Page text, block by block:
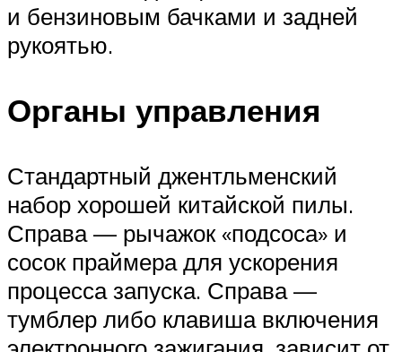
и бензиновым бачками и задней
рукоятью.
Органы управления
Стандартный джентльменский
набор хорошей китайской пилы.
Справа — рычажок «подсоса» и
сосок праймера для ускорения
процесса запуска. Справа —
тумблер либо клавиша включения